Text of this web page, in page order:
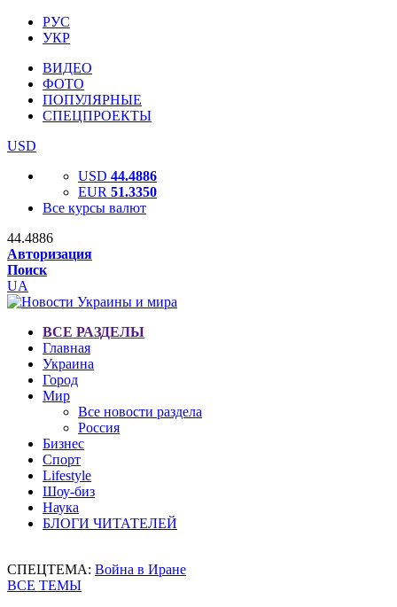
РУС
УКР
ВИДЕО
ФОТО
ПОПУЛЯРНЫЕ
СПЕЦПРОЕКТЫ
USD
USD 44.4886
EUR 51.3350
Все курсы валют
44.4886
Авторизация
Поиск
UA
ВСЕ РАЗДЕЛЫ
Главная
Украина
Город
Мир
Все новости раздела
Россия
Бизнес
Спорт
Lifestyle
Шоу-биз
Наука
БЛОГИ ЧИТАТЕЛЕЙ
СПЕЦТЕМА: Война в Иране
ВСЕ ТЕМЫ